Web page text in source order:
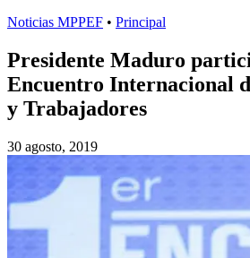
Noticias MPPEF • Principal
Presidente Maduro
Encuentro Internacional
y Trabajadores
30 agosto, 2019